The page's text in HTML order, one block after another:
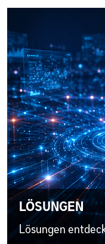
LÖSUNGEN
Lösungen